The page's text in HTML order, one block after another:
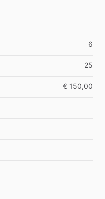
6
25
€ 150,00